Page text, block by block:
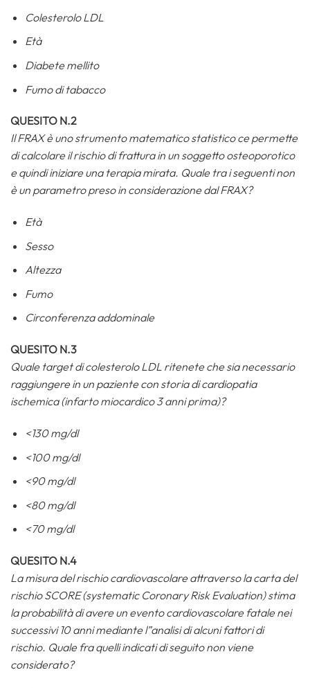
Colesterolo LDL
Età
Diabete mellito
Fumo di tabacco
QUESITO N.2
Il FRAX è uno strumento matematico statistico ce permette
di calcolare il rischio di frattura in un soggetto osteoporotico
e quindi iniziare una terapia mirata. Quale tra i seguenti non
è un parametro preso in considerazione dal FRAX?
Età
Sesso
Altezza
Fumo
Circonferenza addominale
QUESITO N.3
Quale target di colesterolo LDL ritenete che sia necessario
raggiungere in un paziente con storia di cardiopatia
ischemica (infarto miocardico 3 anni prima)?
<130 mg/dl
<100 mg/dl
<90 mg/dl
<80 mg/dl
<70 mg/dl
QUESITO N.4
La misura del rischio cardiovascolare attraverso la carta del
rischio SCORE (systematic Coronary Risk Evaluation) stima
la probabilità di avere un evento cardiovascolare fatale nei
successivi 10 anni mediante l”analisi di alcuni fattori di
rischio. Quale fra quelli indicati di seguito non viene
considerato?